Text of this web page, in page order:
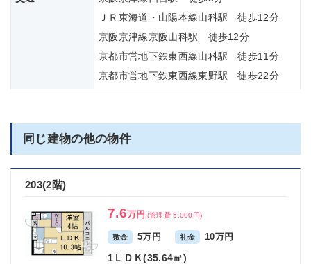
ＪＲ東海道・山陽本線山科駅 徒歩12分
京阪京津線京阪山科駅 徒歩12分
京都市営地下鉄東西線山科駅 徒歩11分
京都市営地下鉄東西線東野駅 徒歩22分
同じ建物の他の物件
203(2階)
7.6万円 (管理費 5,000円)
敷金 5万円 礼金 10万円
1ＬＤＫ(35.64㎡)